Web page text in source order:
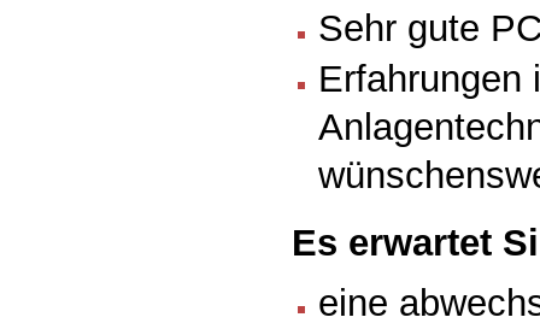
Sehr gute
Erfahrungen
Es erwartet
eine